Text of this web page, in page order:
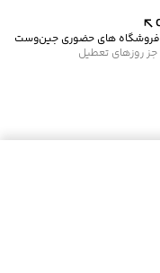
فروشگاه های حضوری جین‌وست